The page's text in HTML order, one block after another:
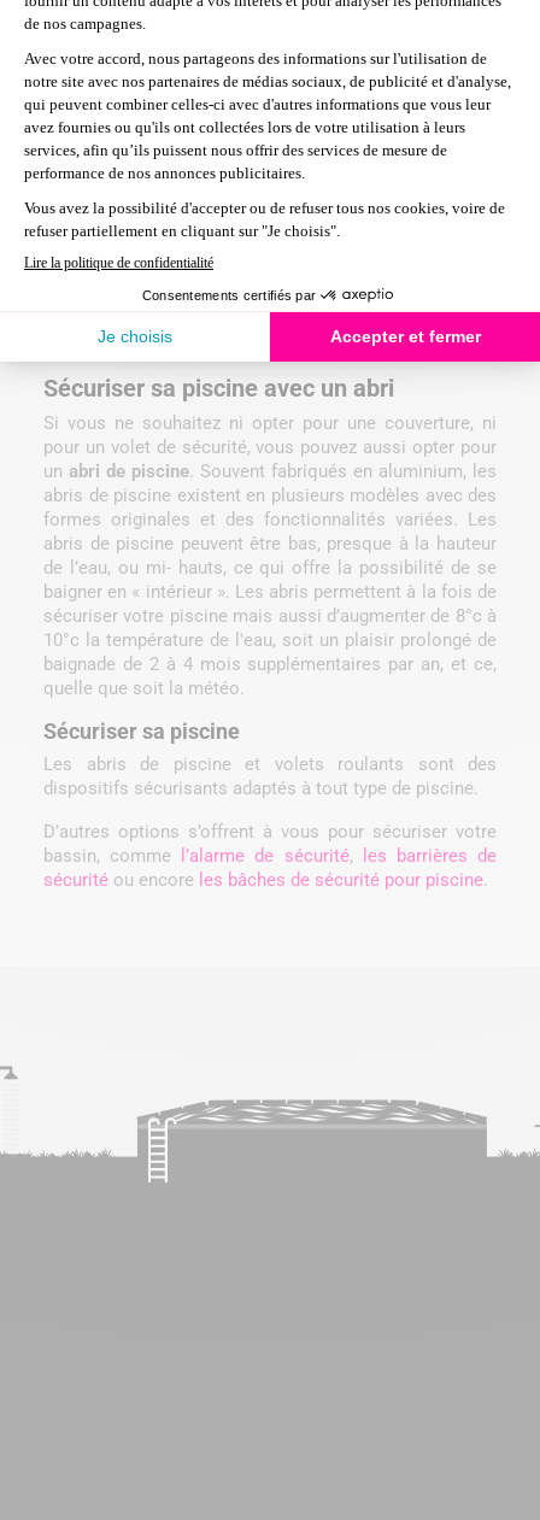
votre volet de sécurité
Lorsque l’on installe un volet roulant, il est important de
bienmaintenir le niveau d’eau de la piscine. En effet, un
niveau d’eau trop bas ou trop haut pourrait bloquer le
volet. La dimension du volet a été calculée en fonction
d’un certain niveau d’eau, il est donc important de garder
ce même niveau d’eau constamment pour éviter tout
frottement du volet sur les parois. Un volet demande
peu d’entretien. En effet, pour sa bonne utilisation, vous
devrez simplement éliminer les déchets s’étant déposés
sur les lames du volet. Pour s’assurer d’installer un
volet roulant aux bonnes dimensions, il est préférable
de choisir unvolet roulant sur mesure pour piscine,
comme levolet roulant Linea Cover , par exemple.
Sécuriser sa piscine avec un abri
Si vous ne souhaitez ni opter pour une couverture, ni
pour un volet de sécurité, vous pouvez aussi opter pour
un abri de piscine. Souvent fabriqués en aluminium, les
abris de piscine existent en plusieurs modèles avec des
formes originales et des fonctionnalités variées. Les
abris de piscine peuvent être bas, presque à la hauteur
de l’eau, ou mi- hauts, ce qui offre la possibilité de se
baigner en « intérieur ». Les abris permettent à la fois de
sécuriser votre piscine mais aussi d’augmenter de 8°c à
10°c la température de l'eau, soit un plaisir prolongé de
baignade de 2 à 4 mois supplémentaires par an, et ce,
quelle que soit la météo.
Sécuriser sa piscine
Les abris de piscine et volets roulants sont des
dispositifs sécurisants adaptés à tout type de piscine.
D’autres options s’offrent à vous pour sécuriser votre
bassin, comme
l’alarme de sécurité,
les barrières de
sécurité ou encore les bâches de sécurité pour piscine.